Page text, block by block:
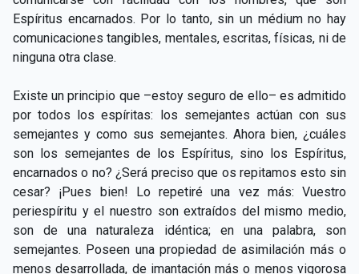
Espíritus encarnados. Por lo tanto, sin un médium no hay
comunicaciones tangibles, mentales, escritas, físicas, ni de
ninguna otra clase.
Existe un principio que –estoy seguro de ello– es admitido
por todos los espíritas: los semejantes actúan con sus
semejantes y como sus semejantes. Ahora bien, ¿cuáles
son los semejantes de los Espíritus, sino los Espíritus,
encarnados o no? ¿Será preciso que os repitamos esto sin
cesar? ¡Pues bien! Lo repetiré una vez más: Vuestro
periespíritu y el nuestro son extraídos del mismo medio,
son de una naturaleza idéntica; en una palabra, son
semejantes. Poseen una propiedad de asimilación más o
menos desarrollada, de imantación más o menos vigorosa